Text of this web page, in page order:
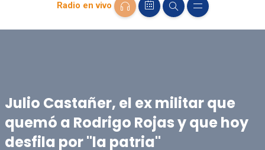
Radio en vivo
Julio Castañer, el ex militar que
quemó a Rodrigo Rojas y que hoy
desfila por "la patria"